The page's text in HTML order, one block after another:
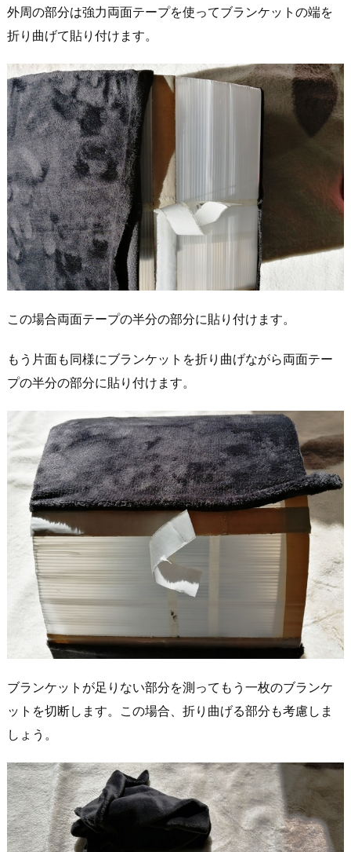
外周の部分は強力両面テープを使ってブランケットの端を
折り曲げて貼り付けます。
この場合両面テープの半分の部分に貼り付けます。
もう片面も同様にブランケットを折り曲げながら両面テー
プの半分の部分に貼り付けます。
ブランケットが足りない部分を測ってもう一枚のブランケ
ットを切断します。この場合、折り曲げる部分も考慮しま
しょう。